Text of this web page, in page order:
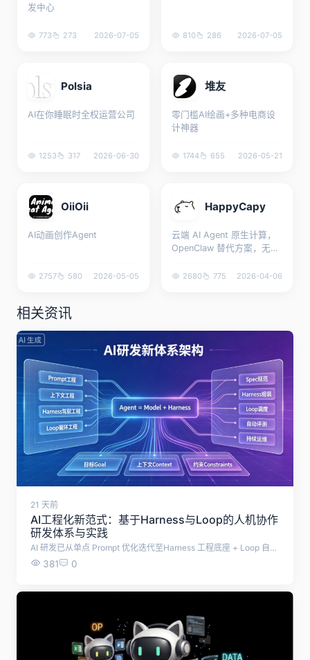
发中心
773 273 2026-07-05 810 286 2026-07-05
Polsia
AI在你睡眠时全权运营公司
1253 317 2026-06-30
堆友
零门槛AI绘画+多种电商设
计神器
1744 655 2026-05-21
OiiOii
AI动画创作Agent
2757 580 2026-05-05
HappyCapy
云端 AI Agent 原生计算，
OpenClaw 替代方案，无需
2680 775 2026-04-06
相关资讯
21 天前
AI工程化新范式：基于Harness与Loop的人机协作
研发体系与实践
AI 研发已从单点 Prompt 优化迭代至Harness 工程底座 + Loop 自治闭环 + SDD 标准化规范的三位一体体系，通过重构人机协作模式，解决大模型落地不稳定、难规模化的痛点，实现企业级 AI 从原型试用走向工程化、自动化、体系化落地。
381 0